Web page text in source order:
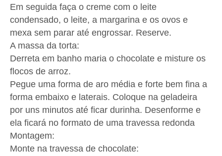
Em seguida faça o creme com o leite
condensado, o leite, a margarina e os ovos e
mexa sem parar até engrossar. Reserve.
A massa da torta:
Derreta em banho maria o chocolate e misture os
flocos de arroz.
Pegue uma forma de aro média e forte bem fina a
forma embaixo e laterais. Coloque na geladeira
por uns minutos até ficar durinha. Desenforme e
ela ficará no formato de uma travessa redonda
Montagem:
Monte na travessa de chocolate: